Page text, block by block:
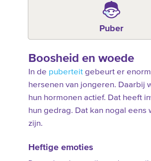
Puber
Boosheid en woede
In de puberteitgebeurt er
hersenen van jongeren. Daarbij
hun hormonen actief. Dat heeft
hun gedrag. Dat kan nogal eens
zijn.
Heftige emoties